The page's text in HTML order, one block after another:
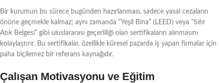
Bir kurumun bu sürece bugünden hazırlanması, sadece yasal cezaların
önüne geçmekle kalmaz; aynı zamanda “Yeşil Bina” (LEED) veya “Sıfır
Atık Belgesi” gibi uluslararası geçerliliği olan sertifikaların alınmasını
kolaylaştırır. Bu sertifikalar, özellikle küresel pazarda iş yapan firmalar için
paha biçilemez bir referans kaynağıdır.
Çalışan Motivasyonu ve Eğitim